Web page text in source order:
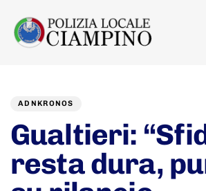
ADNKRONOS
Gualtieri:
resta dura,